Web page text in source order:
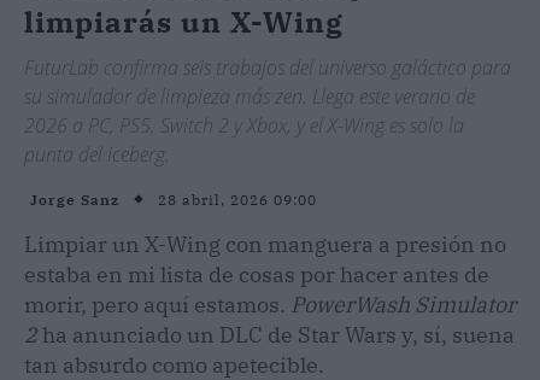
limpiarás un X-Wing
FuturLab confirma seis trabajos del universo galáctico para
su simulador de limpieza más zen. Llega este verano de
2026 a PC, PS5, Switch 2 y Xbox, y el X-Wing es solo la
punta del iceberg.
Jorge Sanz 28 abril, 2026 09:00
Limpiar un X-Wing con manguera a presión no
estaba en mi lista de cosas por hacer antes de
morir, pero aquí estamos. PowerWash Simulator
2 ha anunciado un DLC de Star Wars y, sí, suena
tan absurdo como apetecible.